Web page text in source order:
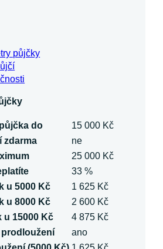
půjčky
do
15 000 Kč
zdarma
ne
25 000 Kč
33 %
u 5000 Kč
1 625 Kč
u 8000 Kč
2 600 Kč
u 15000 Kč
4 875 Kč
prodloužení
ano